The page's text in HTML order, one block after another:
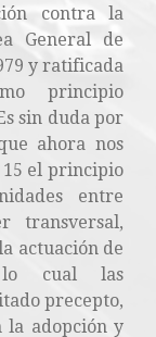
contra la
General de
y ratificada
principio
sin duda por
ahora nos
el principio
entre
transversal,
actuación de
lo cual las
precepto,
la adopción y